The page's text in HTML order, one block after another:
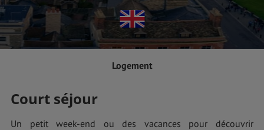
Logement
Court séjour
Un petit week-end ou des vacances pour découvrir